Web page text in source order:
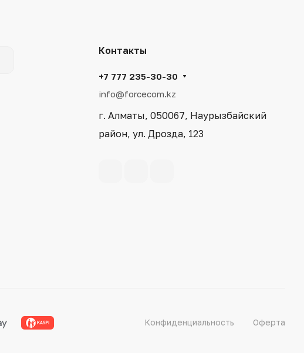
Контакты
+7 777 235-30-30
info@forcecom.kz
г. Алматы, 050067, Наурызбайский
район, ул. Дрозда, 123
Конфиденциальность Оферта